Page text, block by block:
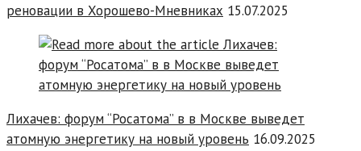
реновации в Хорошево-Мневниках 15.07.2025
Лихачев: форум “Росатома” в в Москве выведет
атомную энергетику на новый уровень 16.09.2025